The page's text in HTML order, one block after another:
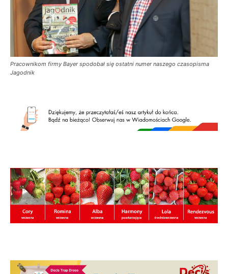
Pracownikom firmy Bayer spodobał się ostatni numer naszego czasopisma
Jagodnik